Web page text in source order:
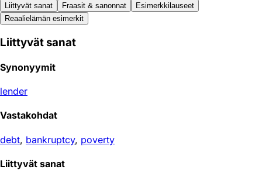
Liittyvät sanat Fraasit & sanonnat
Esimerkkilauseet
Reaali­elämän esimerkit
Liittyvät sanat
Synonyymit
lender
Vastakohdat
debt, bankruptcy, poverty
Liittyvät sanat